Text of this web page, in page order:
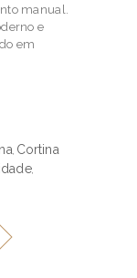
manual.
e
em
Cortina
,